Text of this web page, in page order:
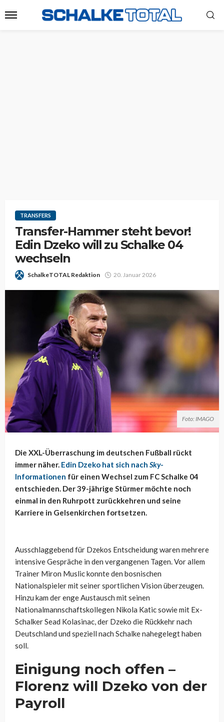
TRANSFERS
Transfer-Hammer steht bevor!
Edin Dzeko will zu Schalke 04
wechseln
SchalkeTOTAL Redaktion 20. Januar 2026
Foto: IMAGO
Die XXL-Überraschung im deutschen Fußball rückt
immer näher. Edin Dzeko hat sich nach Sky-
Informationen für einen Wechsel zum FC Schalke 04
entschieden. Der 39-jährige Stürmer möchte noch
einmal in den Ruhrpott zurückkehren und seine
Karriere in Gelsenkirchen fortsetzen.
Ausschlaggebend für Dzekos Entscheidung waren mehrere
intensive Gespräche in den vergangenen Tagen. Vor allem
Trainer Miron Muslic konnte den bosnischen
Nationalspieler mit seiner sportlichen Vision überzeugen.
Hinzu kam der enge Austausch mit seinen
Nationalmannschaftskollegen Nikola Katic sowie mit Ex-
Schalker Sead Kolasinac, der Dzeko die Rückkehr nach
Deutschland und speziell nach Schalke nahegelegt haben
soll.
Einigung noch offen –
Florenz will Dzeko von der
Payroll